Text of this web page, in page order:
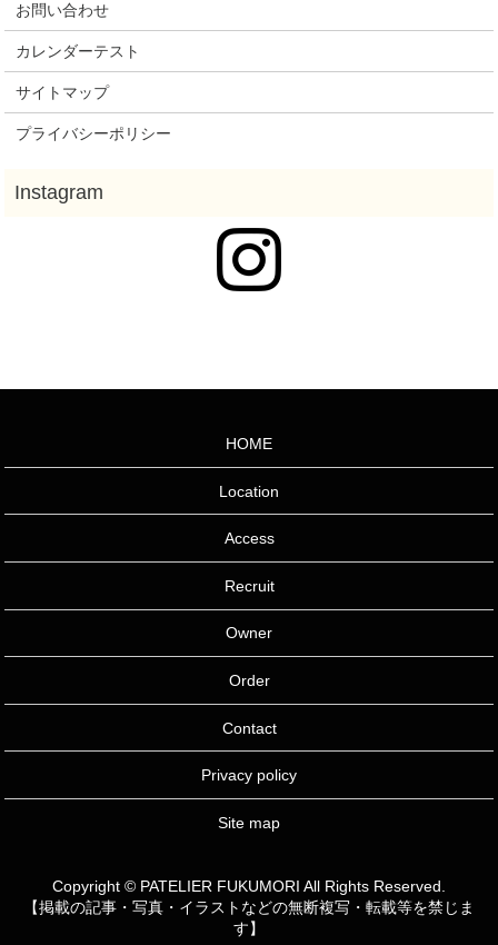
お問い合わせ
カレンダーテスト
サイトマップ
プライバシーポリシー
HOME
Location
Access
Recruit
Owner
Order
Contact
Privacy policy
Site map
Copyright © PATELIER FUKUMORI All Rights Reserved.
【掲載の記事・写真・イラストなどの無断複写・転載等を禁じま
す】